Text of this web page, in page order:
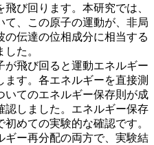
び回ります。本研究では、
て、この原子の運動が、非局
の伝達の位相成分に相当する
た。
飛び回ると運動エネルギー
す。各エネルギーを直接測
いてのエネルギー保存則が成
認しました。エネルギー保存
めての実験的な確認です。
ー再分配の両方で、実験結